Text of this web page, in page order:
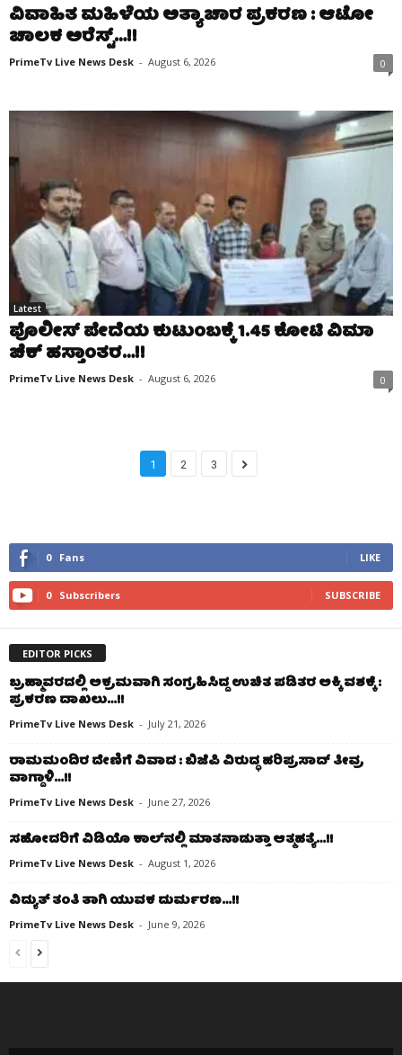
ವಿವಾಹಿತ ಮಹಿಳೆಯ ಅತ್ಯಾಚಾರ ಪ್ರಕರಣ : ಆಟೋ
ಚಾಲಕ ಅರೆಸ್ಟ್…!!
PrimeTv Live News Desk - August 6, 2026 0
Latest
ಪೊಲೀಸ್ ಪೇದೆಯ ಕುಟುಂಬಕ್ಕೆ 1.45 ಕೋಟಿ ವಿಮಾ
ಚೆಕ್ ಹಸ್ತಾಂತರ…!!
PrimeTv Live News Desk - August 6, 2026 0
1 2 3
0 Fans LIKE
0 Subscribers SUBSCRIBE
EDITOR PICKS
ಬ್ರಹ್ಮಾವರದಲ್ಲಿ ಅಕ್ರಮವಾಗಿ ಸಂಗ್ರಹಿಸಿದ್ದ ಉಚಿತ ಪಡಿತರ ಅಕ್ಕಿ ವಶಕ್ಕೆ :
ಪ್ರಕರಣ ದಾಖಲು…!!
PrimeTv Live News Desk - July 21, 2026
ರಾಮಮಂದಿರ ದೇಣಿಗೆ ವಿವಾದ : ಬಿಜೆಪಿ ವಿರುದ್ಧ ಹರಿಪ್ರಸಾದ್ ತೀವ್ರ
ವಾಗ್ದಾಳಿ…!!
PrimeTv Live News Desk - June 27, 2026
ಸಹೋದರಿಗೆ ವಿಡಿಯೊ ಕಾಲ್‌ನಲ್ಲಿ ಮಾತನಾಡುತ್ತಾ ಆತ್ಮಹತ್ಯೆ…!!
PrimeTv Live News Desk - August 1, 2026
ವಿದ್ಯುತ್ ತಂತಿ ತಾಗಿ ಯುವಕ ದುರ್ಮರಣ…!!
PrimeTv Live News Desk - June 9, 2026